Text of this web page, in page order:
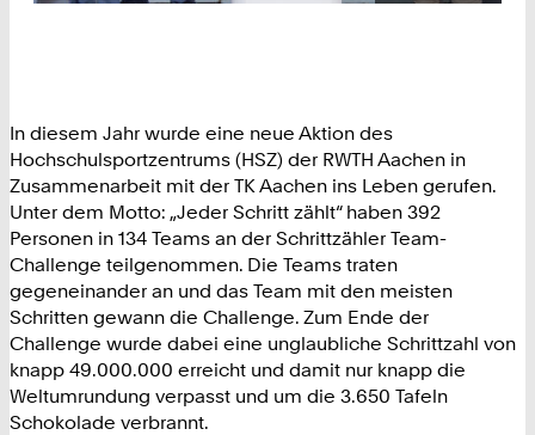
In diesem Jahr wurde eine neue Aktion des
Hochschulsportzentrums (HSZ) der RWTH Aachen in
Zusammenarbeit mit der TK Aachen ins Leben gerufen.
Unter dem Motto: „Jeder Schritt zählt“ haben 392
Personen in 134 Teams an der Schrittzähler Team-
Challenge teilgenommen. Die Teams traten
gegeneinander an und das Team mit den meisten
Schritten gewann die Challenge. Zum Ende der
Challenge wurde dabei eine unglaubliche Schrittzahl von
knapp 49.000.000 erreicht und damit nur knapp die
Weltumrundung verpasst und um die 3.650 Tafeln
Schokolade verbrannt.